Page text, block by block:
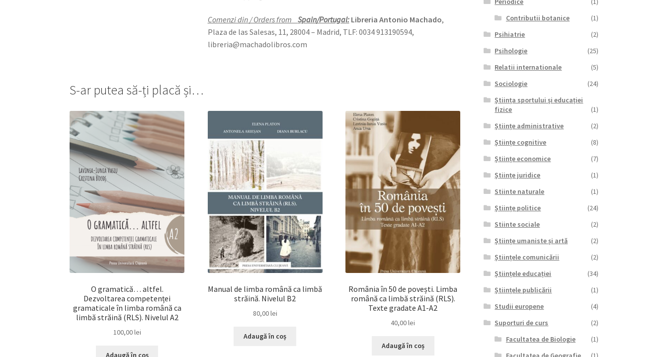
Comenzi din / Orders from Spain/Portugal: Libreria Antonio Machado,
Plaza de las Salesas, 11, 28004 – Madrid, TLF: 0034 913190594,
libreria@machadolibros.com
S-ar putea să-ți placă și…
O gramatică… altfel.
Dezvoltarea competenței
gramaticale în limba română ca
limbă străină (RLS). Nivelul A2
100,00lei
Adaugă în coș
Manual de limba română ca limbă
străină. Nivelul B2
80,00lei
Adaugă în coș
România în 50 de povești. Limba
română ca limbă străină (RLS).
Texte gradate A1-A2
40,00lei
Adaugă în coș
Contributii botanice
(1)
Psihiatrie
(2)
Psihologie
(25)
Relatii internationale
(5)
Sociologie
(24)
Știința sportului și educației
fizice
(1)
Științe administrative
(2)
Științe cognitive
(8)
Științe economice
(7)
Științe juridice
(1)
Stiinte naturale
(1)
Științe politice
(24)
Stiinte sociale
(2)
Științe umaniste și artă
(2)
Științele comunicării
(2)
Științele educației
(34)
Științele publicării
(1)
Studii europene
(4)
Suporturi de curs
(2)
Facultatea de Biologie
(1)